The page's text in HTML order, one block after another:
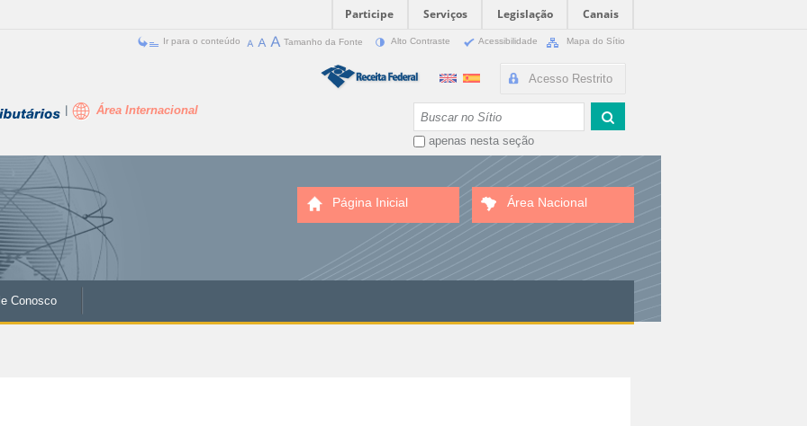
Participe Serviços Legislação
Canais
Ir para o conteúdo Tamanho da Fonte Alto Contraste Acessibilidade Mapa do Sítio
Acesso Restrito
apenas nesta seção
Área Internacional
Página Inicial Área Nacional
Conosco